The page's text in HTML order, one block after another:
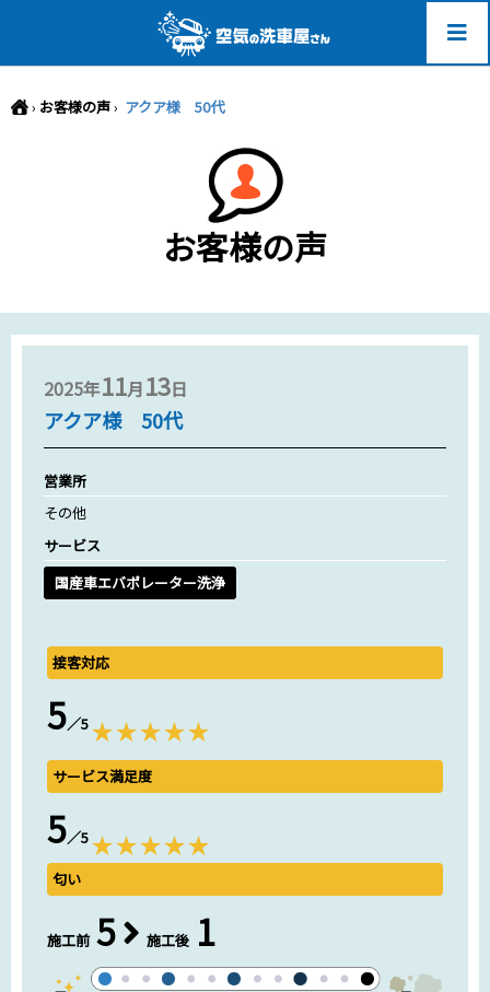
› お客様の声› アクア様 50代
お客様の声
2025年11月13日
アクア様 50代
営業所
その他
サービス
国産車エバポレーター洗浄
接客対応
5／5
サービス満足度
5／5
匂い
施工前 5 施工後 1